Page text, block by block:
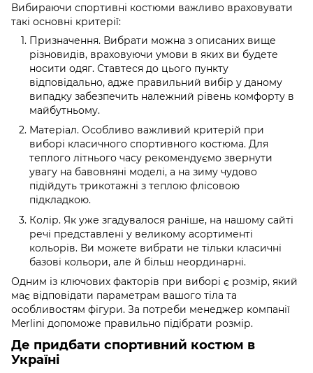
Вибираючи спортивні костюми важливо враховувати
такі основні критерії:
Призначення. Вибрати можна з описаних вище
різновидів, враховуючи умови в яких ви будете
носити одяг. Ставтеся до цього пункту
відповідально, адже правильний вибір у даному
випадку забезпечить належний рівень комфорту в
майбутньому.
Матеріал. Особливо важливий критерій при
виборі класичного спортивного костюма. Для
теплого літнього часу рекомендуємо звернути
увагу на бавовняні моделі, а на зиму чудово
підійдуть трикотажні з теплою флісовою
підкладкою.
Колір. Як уже згадувалося раніше, на нашому сайті
речі представлені у великому асортименті
кольорів. Ви можете вибрати не тільки класичні
базові кольори, але й більш неординарні.
Одним із ключових факторів при виборі є розмір, який
має відповідати параметрам вашого тіла та
особливостям фігури. За потреби менеджер компанії
Merlini допоможе правильно підібрати розмір.
Де придбати спортивний костюм в
Україні